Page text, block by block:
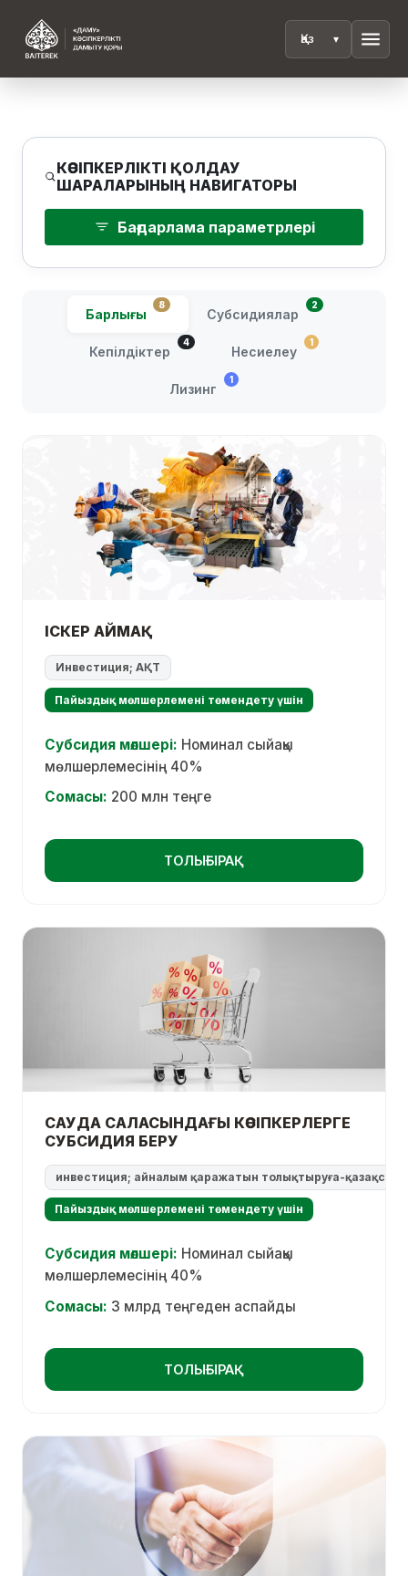
menu
КӘСІПКЕРЛІКТІ ҚОЛДАУ
ШАРАЛАРЫНЫҢ НАВИГАТОРЫ
Бағдарлама параметрлері
Барлығы
8
Субсидиялар
2
Кепілдіктер
4
Несиелеу
1
Лизинг
1
ІСКЕР АЙМАҚ
Инвестиция; АҚТ
Пайыздық мөлшерлемені төмендету үшін
Субсидия мөлшері: Номинал сыйақы
мөлшерлемесінің 40%
Сомасы: 200 млн теңге
ТОЛЫҒЫРАҚ
САУДА САЛАСЫНДАҒЫ КӘСІПКЕРЛЕРГЕ
СУБСИДИЯ БЕРУ
инвестиция; айналым қаражатын толықтыруға-
Пайыздық мөлшерлемені төмендету үшін
Субсидия мөлшері: Номинал сыйақы
мөлшерлемесінің 40%
Сомасы: 3 млрд теңгеден аспайды
ТОЛЫҒЫРАҚ